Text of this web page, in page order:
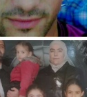
EIDO
de ayuda